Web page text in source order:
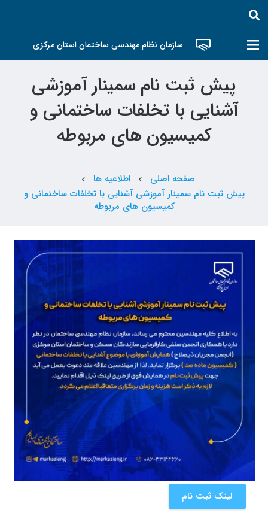
سازمان نظام مهندسی ساختمان استان مرکزی
پیش ثبت نام سمینار آموزشی
آشنایی با تخلفات ساختمانی و
کمیسیون های مربوطه
صفحه اصلی chevron_left اطلاعیه ها chevron_left
پیش ثبت نام سمینار آموزشی آشنایی با تخلفات ساختمانی و
کمیسیون های مربوطه
لینک ثبت نام